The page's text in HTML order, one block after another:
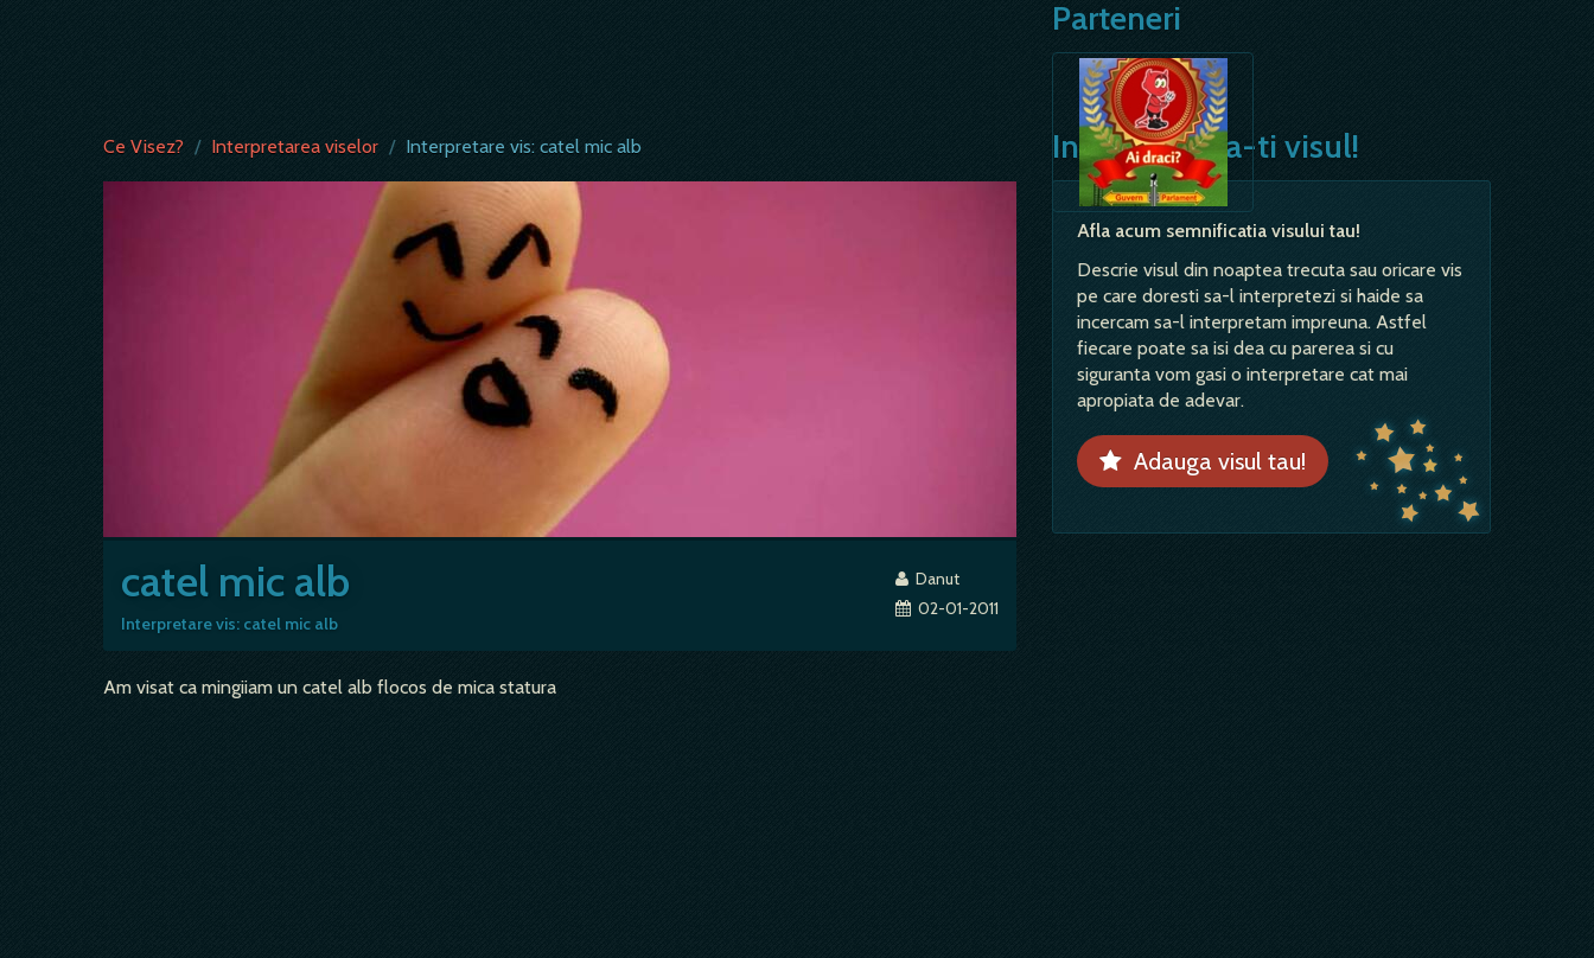
Ce Visez? / Interpretarea viselor / Interpretare vis: catel mic alb
catel mic alb
Interpretare vis: catel mic alb
Danut
02-01-2011
Am visat ca mingiiam un catel alb flocos de mica statura
Interpreteaza-ti visul!
Afla acum semnificatia visului tau!
Descrie visul din noaptea trecuta sau oricare vis
pe care doresti sa-l interpretezi si haide sa
incercam sa-l interpretam impreuna. Astfel
fiecare poate sa isi dea cu parerea si cu
siguranta vom gasi o interpretare cat mai
apropiata de adevar.
Adauga visul tau!
Parteneri